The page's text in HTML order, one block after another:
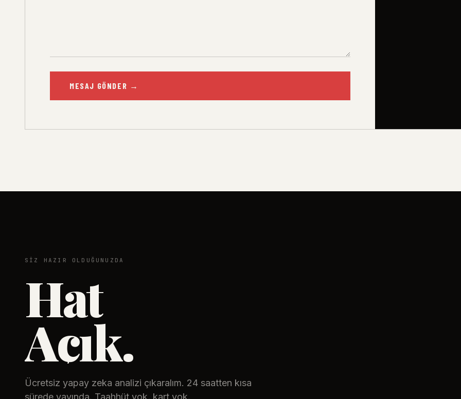
MESAJ GÖNDER →
SIZ HAZIR OLDUĞUNUZDA
Hat
Açık.
Ücretsiz yapay zeka analizi çıkaralım. 24 saatten kısa
sürede yayında. Taahhüt yok, kart yok.